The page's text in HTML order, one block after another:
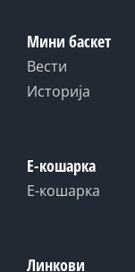
Мини баскет
Вести
Историја
Е-кошарка
Е-кошарка
Линкови